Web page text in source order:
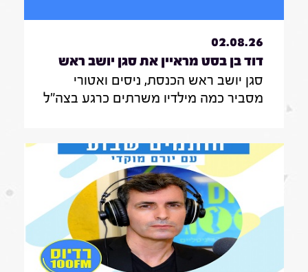
02.08.26
דוד בן בסט מראיין את סגן יושב ראש
הכנסת, ניסים ואטורי|31.7.26
סגן יושב ראש הכנסת, ניסים ואטורי
מסביר כמה מילדיו משרתים כרגע בצה"ל
הוא רוצה להיות בממשלה הבאה